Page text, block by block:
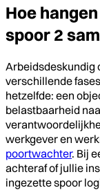
Hoe
spoor 2
Arbeidsdeskundig
verschillende
hetzelfde: een
belastbaarheid
werkgever en
poortwachter. Bij
achteraf of jullie
ingezette spoor